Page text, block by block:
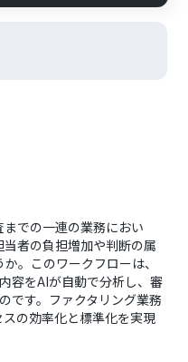
での一連の業務におい
者の負担増加や判断の属
。このワークフローは、
容をAIが自動で分析し、審
です。ファクタリング業務
の効率化と標準化を実現